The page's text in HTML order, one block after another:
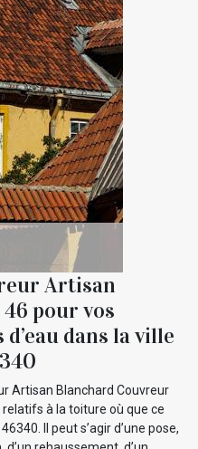
Artisan
pour vos
dans la ville
Artisan Blanchard Couvreur
à la toiture où que ce
Il peut s’agir d’une pose,